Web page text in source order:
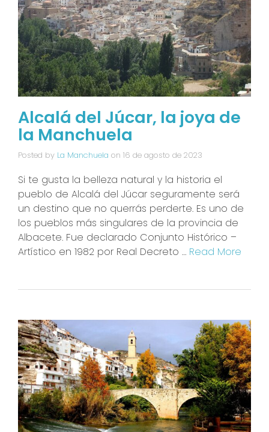
Alcalá del Júcar, la joya de
la Manchuela
Posted by La Manchuela on 16 de agosto de 2023
Si te gusta la belleza natural y la historia el
pueblo de Alcalá del Júcar seguramente será
un destino que no querrás perderte. Es uno de
los pueblos más singulares de la provincia de
Albacete. Fue declarado Conjunto Histórico –
Artístico en 1982 por Real Decreto … Read More